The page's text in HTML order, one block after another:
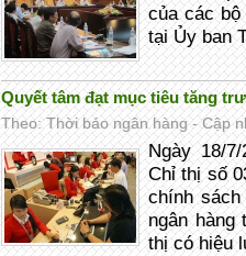
của các bộ
tại Ủy ban
Quyết tâm đạt mục tiêu tăng
Theo: Thời báo ngân hàng - Cập
Ngày 18/
Chỉ thị số
chính
ngân hàng
thị có hiệu